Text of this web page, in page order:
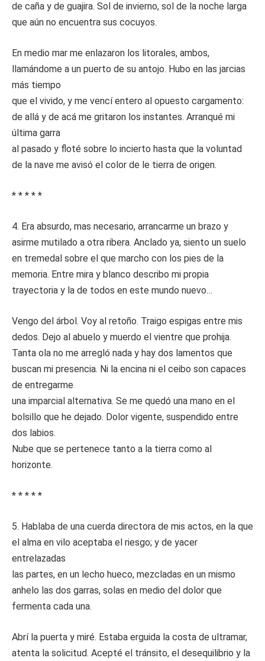
de caña y de guajira. Sol de invierno, sol de la noche larga
que aún no encuentra sus cocuyos.
En medio mar me enlazaron los litorales, ambos,
llamándome a un puerto de su antojo. Hubo en las jarcias
más tiempo
que el vivido, y me vencí entero al opuesto cargamento:
de allá y de acá me gritaron los instantes. Arranqué mi
última garra
al pasado y floté sobre lo incierto hasta que la voluntad
de la nave me avisó el color de le tierra de origen.
* * * * *
4. Era absurdo, mas necesario, arrancarme un brazo y
asirme mutilado a otra ribera. Anclado ya, siento un suelo
en tremedal sobre el que marcho con los pies de la
memoria. Entre mira y blanco describo mi propia
trayectoria y la de todos en este mundo nuevo…
Vengo del árbol. Voy al retoño. Traigo espigas entre mis
dedos. Dejo al abuelo y muerdo el vientre que prohija.
Tanta ola no me arregló nada y hay dos lamentos que
buscan mi presencia. Ni la encina ni el ceibo son capaces
de entregarme
una imparcial alternativa. Se me quedó una mano en el
bolsillo que he dejado. Dolor vigente, suspendido entre
dos labios.
Nube que se pertenece tanto a la tierra como al
horizonte.
* * * * *
5. Hablaba de una cuerda directora de mis actos, en la que
el alma en vilo aceptaba el riesgo; y de yacer
entrelazadas
las partes, en un lecho hueco, mezcladas en un mismo
anhelo las dos garras, solas en medio del dolor que
fermenta cada una.
Abrí la puerta y miré. Estaba erguida la costa de ultramar,
atenta la solicitud. Acepté el tránsito, el desequilibrio y la